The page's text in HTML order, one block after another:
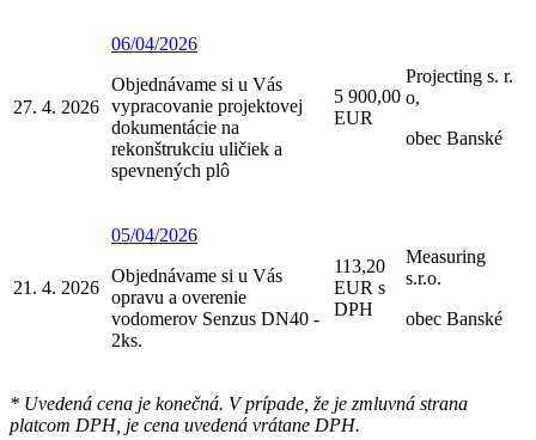
27. 4. 2026
06/04/2026
Objednávame si u Vás
vypracovanie projektovej
dokumentácie na
rekonštrukciu uličiek a
spevnených plô
5 900,00
EUR
Projecting s. r.
o,
obec Banské
21. 4. 2026
05/04/2026
Objednávame si u Vás
opravu a overenie
vodomerov Senzus DN40 -
2ks.
113,20
EUR s
DPH
Measuring
s.r.o.
obec Banské
* Uvedená cena je konečná. V prípade, že je zmluvná strana
platcom DPH, je cena uvedená vrátane DPH.